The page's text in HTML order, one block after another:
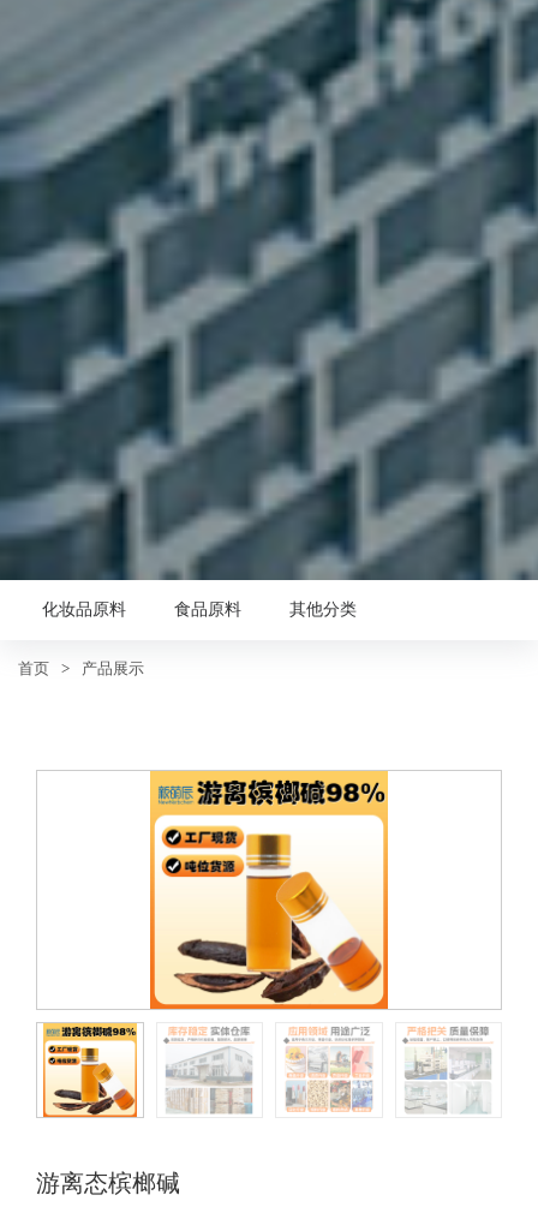
化妆品原料 食品原料 其他分类
首页 > 产品展示
游离态槟榔碱